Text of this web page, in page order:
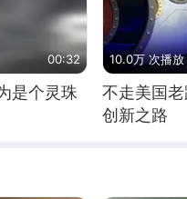
00:32
是个灵珠
10.0万 次播放
不走美国
创新之路